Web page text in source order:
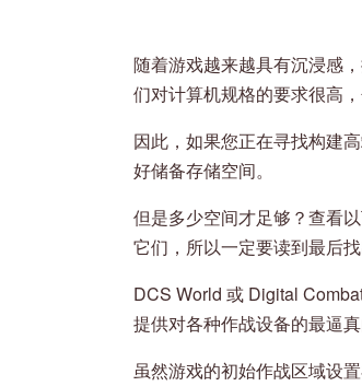
随着游戏越来越具有沉浸感
们对计算机规格的要求很高，
因此，如果您正在寻找构建
好储备存储空间。
但是多少空间才足够？查看
它们，所以一定要读到最后找
DCS World 或 Digital
提供对各种作战设备的最逼
虽然游戏的初始作战区域设